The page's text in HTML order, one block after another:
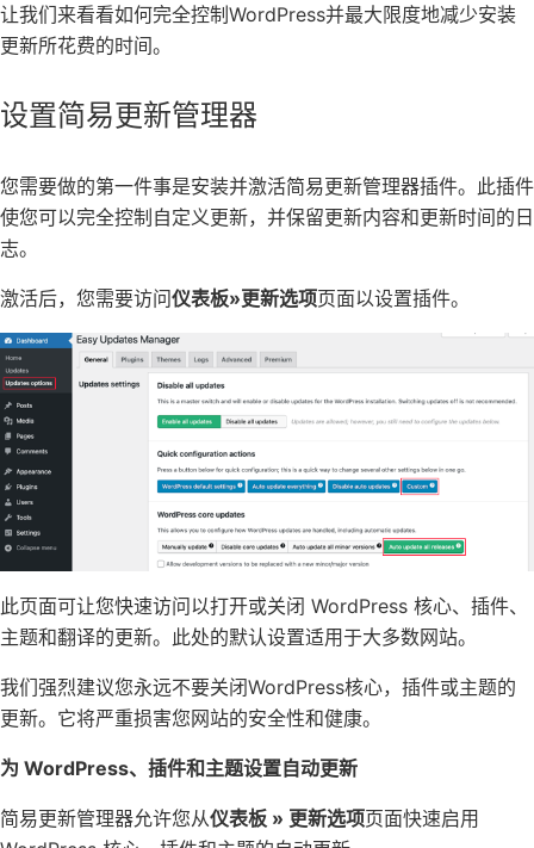
让我们来看看如何完全控制WordPress并最大限度地减少安装
更新所花费的时间。
设置简易更新管理器
您需要做的第一件事是安装并激活简易更新管理器插件。此插件
使您可以完全控制自定义更新，并保留更新内容和更新时间的日
志。
激活后，您需要访问仪表板»更新选项页面以设置插件。
此页面可让您快速访问以打开或关闭 WordPress 核心、插件、
主题和翻译的更新。此处的默认设置适用于大多数网站。
我们强烈建议您永远不要关闭WordPress核心，插件或主题的
更新。它将严重损害您网站的安全性和健康。
为 WordPress、插件和主题设置自动更新
简易更新管理器允许您从仪表板 » 更新选项页面快速启用